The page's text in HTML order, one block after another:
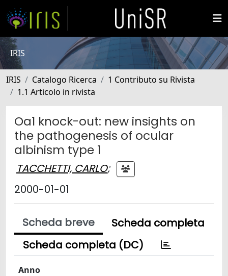
IRIS
IRIS Catalogo Ricerca
1 Contributo su Rivista
1.1 Articolo in rivista
Oa1 knock-out: new insights on
the pathogenesis of ocular
albinism type 1
TACCHETTI, CARLO;
2000-01-01
Scheda breve
Scheda completa
Scheda completa (DC)
Anno